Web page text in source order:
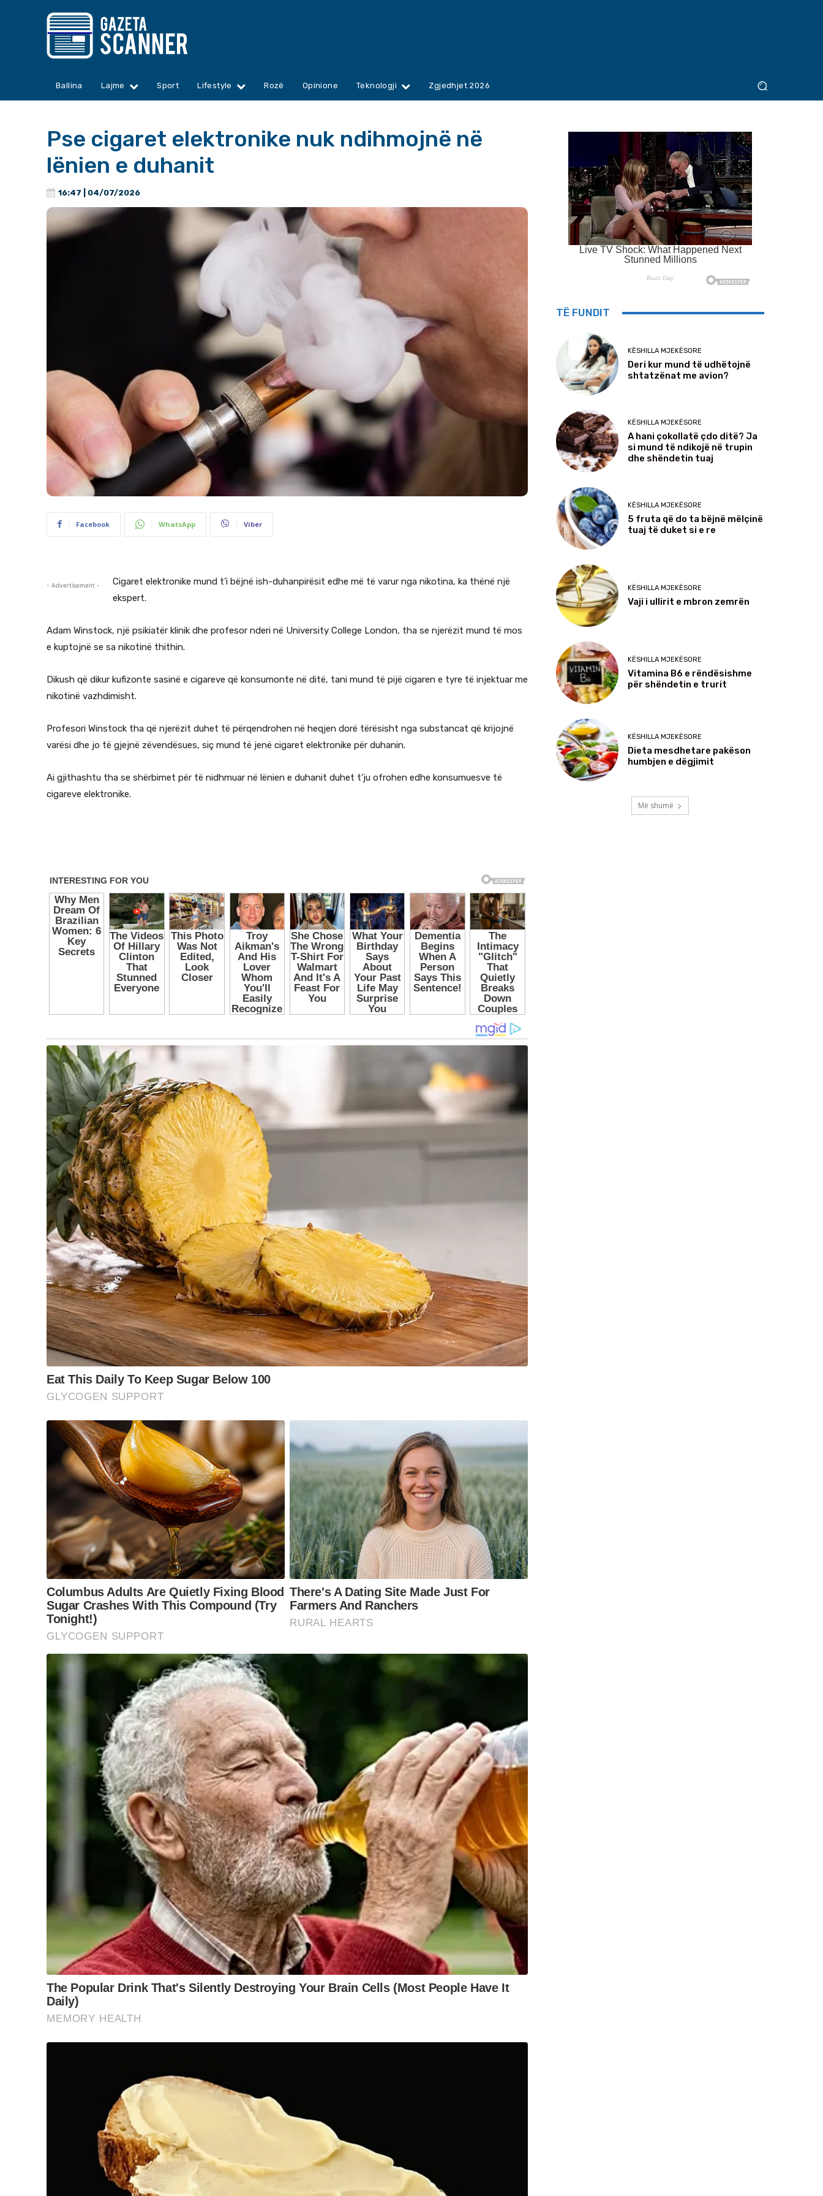
Ballina Lajme Sport Lifestyle Rozë Opinione Teknologji Zgjedhjet 2026
Pse cigaret elektronike nuk ndihmojnë në
lënien e duhanit
16:47 | 04/07/2026
Facebook WhatsApp Viber
- Advertisement -
Cigaret elektronike mund t’i bëjnë ish-duhanpirësit edhe më të varur nga nikotina, ka thënë një
ekspert.
Adam Winstock, një psikiatër klinik dhe profesor nderi në University College London, tha se njerëzit mund të mos
e kuptojnë se sa nikotinë thithin.
Dikush që dikur kufizonte sasinë e cigareve që konsumonte në ditë, tani mund të pijë cigaren e tyre të injektuar me
nikotinë vazhdimisht.
Profesori Winstock tha që njerëzit duhet të përqendrohen në heqjen dorë tërësisht nga substancat që krijojnë
varësi dhe jo të gjejnë zëvendësues, siç mund të jenë cigaret elektronike për duhanin.
Ai gjithashtu tha se shërbimet për të nidhmuar në lënien e duhanit duhet t’ju ofrohen edhe konsumuesve të
cigareve elektronike.
TË FUNDIT
KËSHILLA MJEKËSORE
Deri kur mund të udhëtojnë
shtatzënat me avion?
KËSHILLA MJEKËSORE
A hani çokollatë çdo ditë? Ja
si mund të ndikojë në trupin
dhe shëndetin tuaj
KËSHILLA MJEKËSORE
5 fruta që do ta bëjnë mëlçinë
tuaj të duket si e re
KËSHILLA MJEKËSORE
Vaji i ullirit e mbron zemrën
KËSHILLA MJEKËSORE
Vitamina B6 e rëndësishme
për shëndetin e trurit
KËSHILLA MJEKËSORE
Dieta mesdhetare pakëson
humbjen e dëgjimit
Më shumë